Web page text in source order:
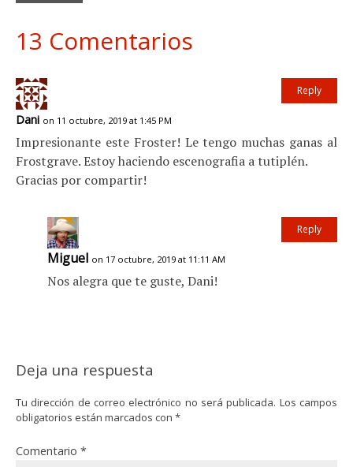
13 Comentarios
Dani on 11 octubre, 2019 at 1:45 PM
Impresionante este Froster! Le tengo muchas ganas al
Frostgrave. Estoy haciendo escenografia a tutiplén.
Gracias por compartir!
Reply
Miguel on 17 octubre, 2019 at 11:11 AM
Nos alegra que te guste, Dani!
Reply
Deja una respuesta
Tu dirección de correo electrónico no será publicada. Los campos
obligatorios están marcados con *
Comentario *